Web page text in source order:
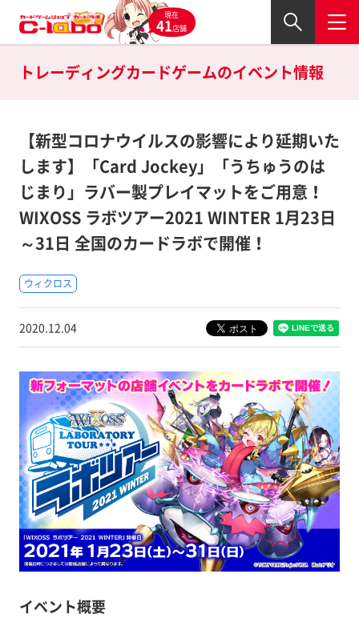
現在
41店舗
トレーディングカードゲームのイベント情報
【新型コロナウイルスの影響により延期いた
します】「Card Jockey」「うちゅうのは
じまり」ラバー製プレイマットをご用意！
WIXOSS ラボツアー2021 WINTER 1月23日
～31日 全国のカードラボで開催！
ウィクロス
2020.12.04
イベント概要